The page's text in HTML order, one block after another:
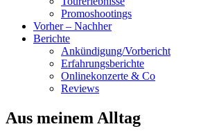
Promoshootings
Vorher – Nachher
Berichte
Ankündigung/Vorbericht
Erfahrungsberichte
Onlinekonzerte & Co
Reviews
Aus meinem Alltag